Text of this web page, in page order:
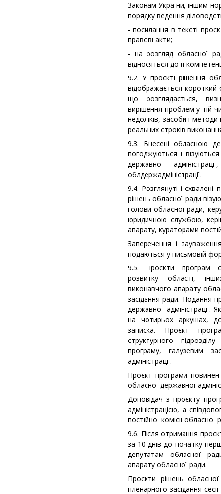
Законам України, іншим
порядку ведення
- посилання в тексті
правові акти;
- на розгляд обласної
відносяться до її
9.2. У проєкті рішення
відображається короткий
що розглядається,
вирішення проблем у тій
недоліків, засоби і
реальних строків
9.3. Внесені обласною
погоджуються і
державної
облдержадміністрації.
9.4. Розглянуті і
рішень обласної ради
голови обласної ради,
юридичною службою,
апарату, кураторами
Заперечення і
подаються у письмовій
9.5. Проєкти програм
розвитку області,
виконавчого апарату
засідання ради. Подання
державної
на чотирьох аркушах,
записка. Проєкт
структурного
програму, галузевим
адміністрації.
Проєкт програми повинен
обласної державної
Доповідач з проєкту
адміністрацією, а
постійної комісії обласної
9.6. Після отримання
за 10 днів до початку
депутатам обласної
апарату обласної ради.
Проєкти рішень
пленарного засідання